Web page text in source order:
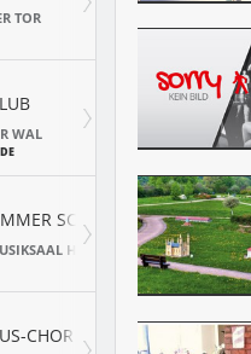
TOR
WAL
SCHOOL KURSKONZERT
HMT
CHOR